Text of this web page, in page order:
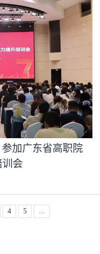
加广东省高职院
会
4 5